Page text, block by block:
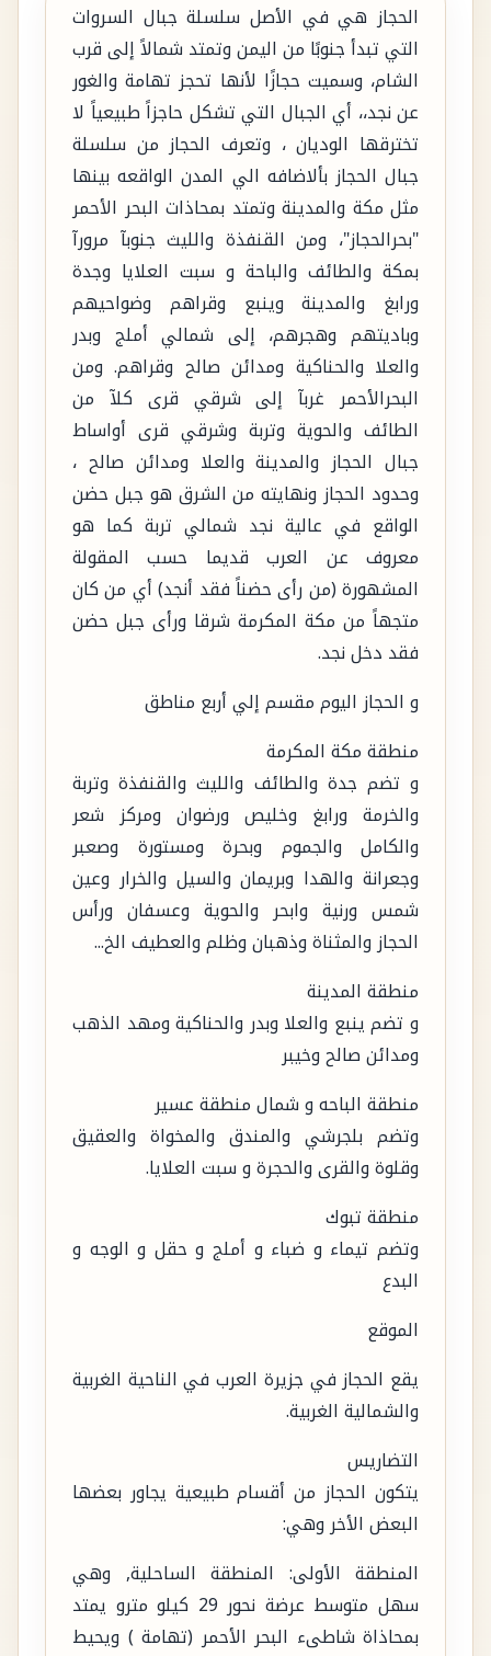
الحجاز هي في الأصل سلسلة جبال السروات
التي تبدأ جنوبًا من اليمن وتمتد شمالاً إلى قرب
الشام، وسميت حجازًا لأنها تحجز تهامة والغور
عن نجد،، أي الجبال التي تشكل حاجزاً طبيعياً لا
تخترقها الوديان ، وتعرف الحجاز من سلسلة
جبال الحجاز بألاضافه الي المدن الواقعه بينها
مثل مكة والمدينة وتمتد بمحاذات البحر الأحمر
"بحرالحجاز"، ومن القنفذة والليث جنوبآ مرورآ
بمكة والطائف والباحة و سبت العلايا وجدة
ورابغ والمدينة وينبع وقراهم وضواحيهم
وباديتهم وهجرهم، إلى شمالي أملج وبدر
والعلا والحناكية ومدائن صالح وقراهم. ومن
البحرالأحمر غربآ إلى شرقي قرى كلآ من
الطائف والحوية وتربة وشرقي قرى أواساط
جبال الحجاز والمدينة والعلا ومدائن صالح ،
وحدود الحجاز ونهايته من الشرق هو جبل حضن
الواقع في عالية نجد شمالي تربة كما هو
معروف عن العرب قديما حسب المقولة
المشهورة (من رأى حضناً فقد أنجد) أي من كان
متجهاً من مكة المكرمة شرقا ورأى جبل حضن
فقد دخل نجد.
و الحجاز اليوم مقسم إلي أربع مناطق
منطقة مكة المكرمة
و تضم جدة والطائف والليث والقنفذة وتربة
والخرمة ورابغ وخليص ورضوان ومركز شعر
والكامل والجموم وبحرة ومستورة وصعبر
وجعرانة والهدا وبريمان والسيل والخرار وعين
شمس ورنية وابحر والحوية وعسفان ورأس
الحجاز والمثناة وذهبان وظلم والعطيف الخ...
منطقة المدينة
و تضم ينبع والعلا وبدر والحناكية ومهد الذهب
ومدائن صالح وخيبر
منطقة الباحه و شمال منطقة عسير
وتضم بلجرشي والمندق والمخواة والعقيق
وقلوة والقرى والحجرة و سبت العلايا.
منطقة تبوك
وتضم تيماء و ضباء و أملج و حقل و الوجه و
البدع
الموقع
يقع الحجاز في جزيرة العرب في الناحية الغربية
والشمالية الغربية.
التضاريس
يتكون الحجاز من أقسام طبيعية يجاور بعضها
البعض الأخر وهي:
المنطقة الأولى: المنطقة الساحلية, وهي
سهل متوسط عرضة نحور 29 كيلو مترو يمتد
بمحاذاة شاطىء البحر الأحمر (تهامة ) ويحيط